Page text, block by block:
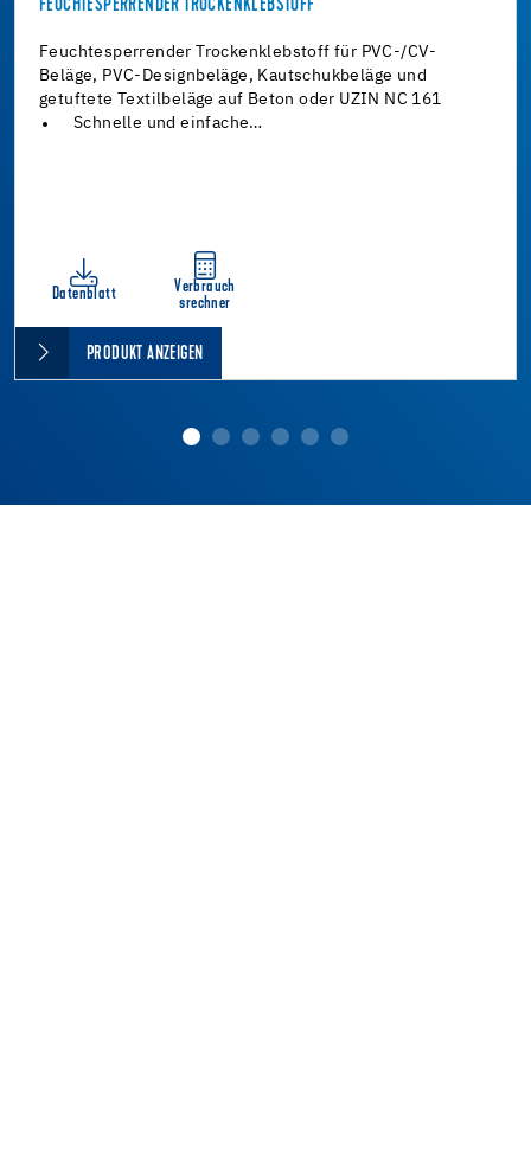
FEUCHTESPERRENDER TROCKENKLEBSTOFF
Feuchtesperrender Trockenklebstoff für PVC-/CV-
Beläge, PVC-Designbeläge, Kautschukbeläge und
getuftete Textilbeläge auf Beton oder UZIN NC 161
Schnelle und einfache…
Datenblatt
Verbrauch
srechner
PRODUKT ANZEIGEN